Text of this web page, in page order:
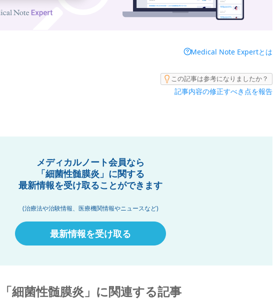
Medical Note Expertとは
この記事は参考になりましたか？
記事内容の修正すべき点を報告
メディカルノート会員なら
「細菌性髄膜炎」に関する
最新情報を受け取ることができます
(治療法や治験情報、医療機関情報やニュースなど)
最新情報を受け取る
「細菌性髄膜炎」に関連する記事